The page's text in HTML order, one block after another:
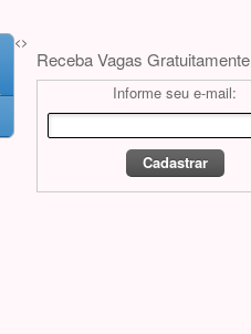
<>
Receba Vagas Gratuitamente
Informe seu e-mail: